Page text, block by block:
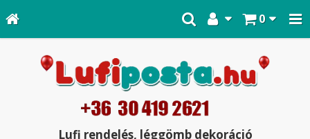
0
Lufi rendelés, léggömb dekoráció